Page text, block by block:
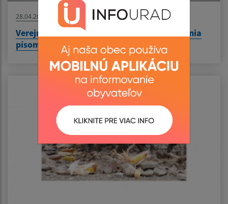
28.04.2026
Verejná vyhláška- o oznámení miesta uloženia
písomnosti